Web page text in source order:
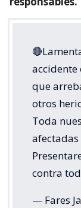
accidente
que
otros
Toda
contra
— Fares